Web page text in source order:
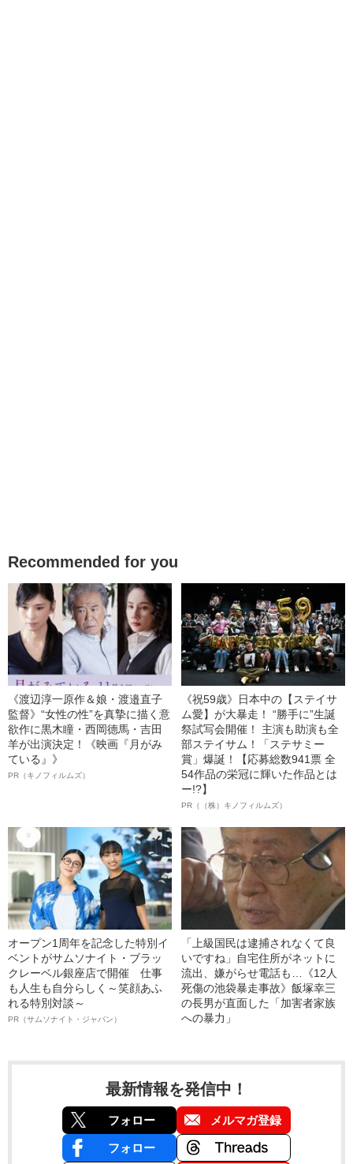
Recommended for you
《渡辺淳一原作＆娘・渡邉直子
監督》“女性の性”を真摯に描く意
欲作に黒木瞳・西岡德馬・吉田
羊が出演決定！《映画『月がみ
ている』》
PR（キノフィルムズ）
《祝59歳》日本中の【ステイサ
ム愛】が大暴走！ “勝手に”生誕
祭試写会開催！ 主演も助演も全
部ステイサム！「ステサミー
賞」爆誕！【応募総数941票 全
54作品の栄冠に輝いた作品とは
ー!?】
PR（（株）キノフィルムズ）
オープン1周年を記念した特別イ
ベントがサムソナイト・ブラッ
クレーベル銀座店で開催 仕事
も人生も自分らしく～笑顔あふ
れる特別対談～
PR（サムソナイト・ジャパン）
「上級国民は逮捕されなくて良
いですね」自宅住所がネットに
流出、嫌がらせ電話も…《12人
死傷の池袋暴走事故》飯塚幸三
の長男が直面した「加害者家族
への暴力」
最新情報を発信中！
フォロー メルマガ登録
フォロー